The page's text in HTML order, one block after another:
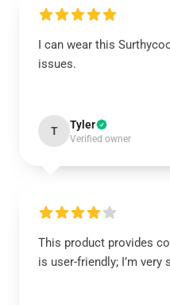
I can wear this
issues.
T Tyler
Verified owner
This product provides
is user-friendly; I’m very